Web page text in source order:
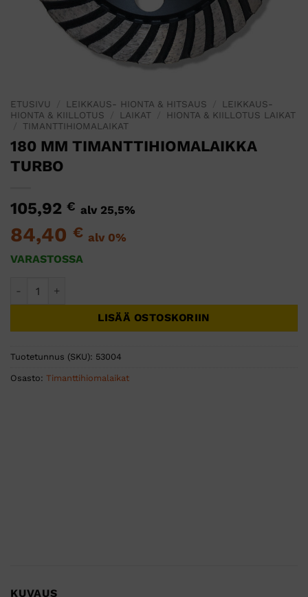
ETUSIVU LEIKKAUS- HIONTA & HITSAUS
LEIKKAUS-
HIONTA & KIILLOTUS
LAIKAT
HIONTA & KIILLOTUS LAIKAT
TIMANTTIHIOMALAIKAT
180 MM TIMANTTIHIOMALAIKKA
TURBO
105,92 € alv 25,5%
84,40 € alv 0%
VARASTOSSA
LISÄÄ OSTOSKORIIN
Tuotetunnus (SKU): 53004
Osasto: Timanttihiomalaikat
KUVAUS